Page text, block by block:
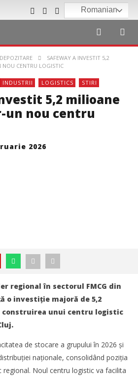
Romanian
DEPOZITARE
SAFEWAY A INVESTIT 5,2
NOU CENTRU LOGISTIC
INDUSTRII LOGISTICS STIRI
5,2 milioane
un nou centru
2026
regional în sectorul FMCG din
o investiție majoră de 5,2
construirea unui centru logistic
de stocare a grupului în 2026 și
naționale, consolidând poziția
regional. Noul centru logistic va facilita